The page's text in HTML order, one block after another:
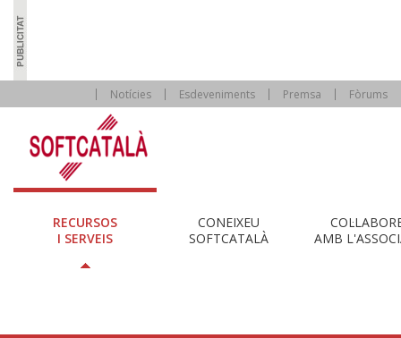
Notícies Esdeveniments Premsa Fòrums
RECURSOS
I SERVEIS
CONEIXEU
SOFTCATALÀ
AMB